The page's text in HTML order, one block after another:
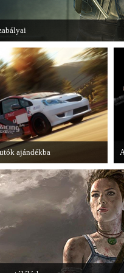
jelentkezik az Insomniac Games
ajándékba
Horizon készítői ingyenesen
autókkal kedveskednek a